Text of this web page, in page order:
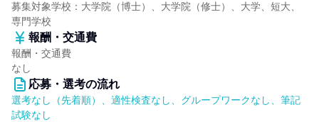
募集対象学校：大学院（博士）、大学院（修士）、大学、短大、
専門学校
報酬・交通費
報酬・交通費
なし
応募・選考の流れ
選考なし（先着順）、適性検査なし、グループワークなし、筆記
試験なし